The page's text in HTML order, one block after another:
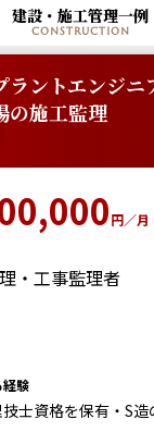
建設・施工管理一例
construction
ラントエンジニ
の施工監理
円／月
・工事監理者
経験
士資格を保有・S